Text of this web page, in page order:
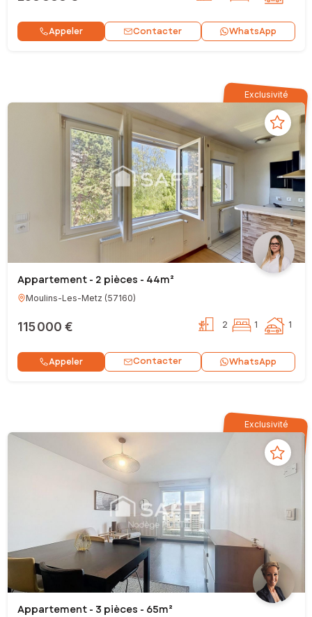
Appeler Contacter WhatsApp
Exclusivité
Appartement - 2 pièces - 44m²
Moulins-Les-Metz (57160)
115 000 € 2 1 1
Appeler Contacter WhatsApp
Exclusivité
Appartement - 3 pièces - 65m²